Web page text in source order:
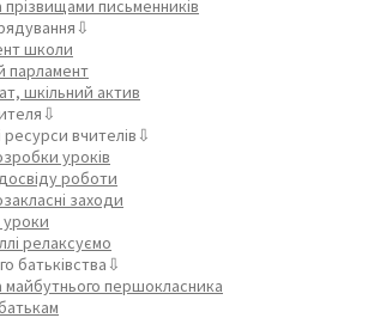
прізвищами письменників
школи
парламент
шкільний актив
вчителів⇩
уроків
роботи
заходи
уроки
релаксуємо
батьківства⇩
майбутнього першокласника